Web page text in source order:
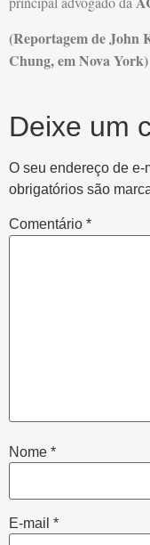
(Reportagem de John
Chung, em Nova York)
Deixe um
O seu endereço de
obrigatórios são
Comentário *
Nome *
E-mail *